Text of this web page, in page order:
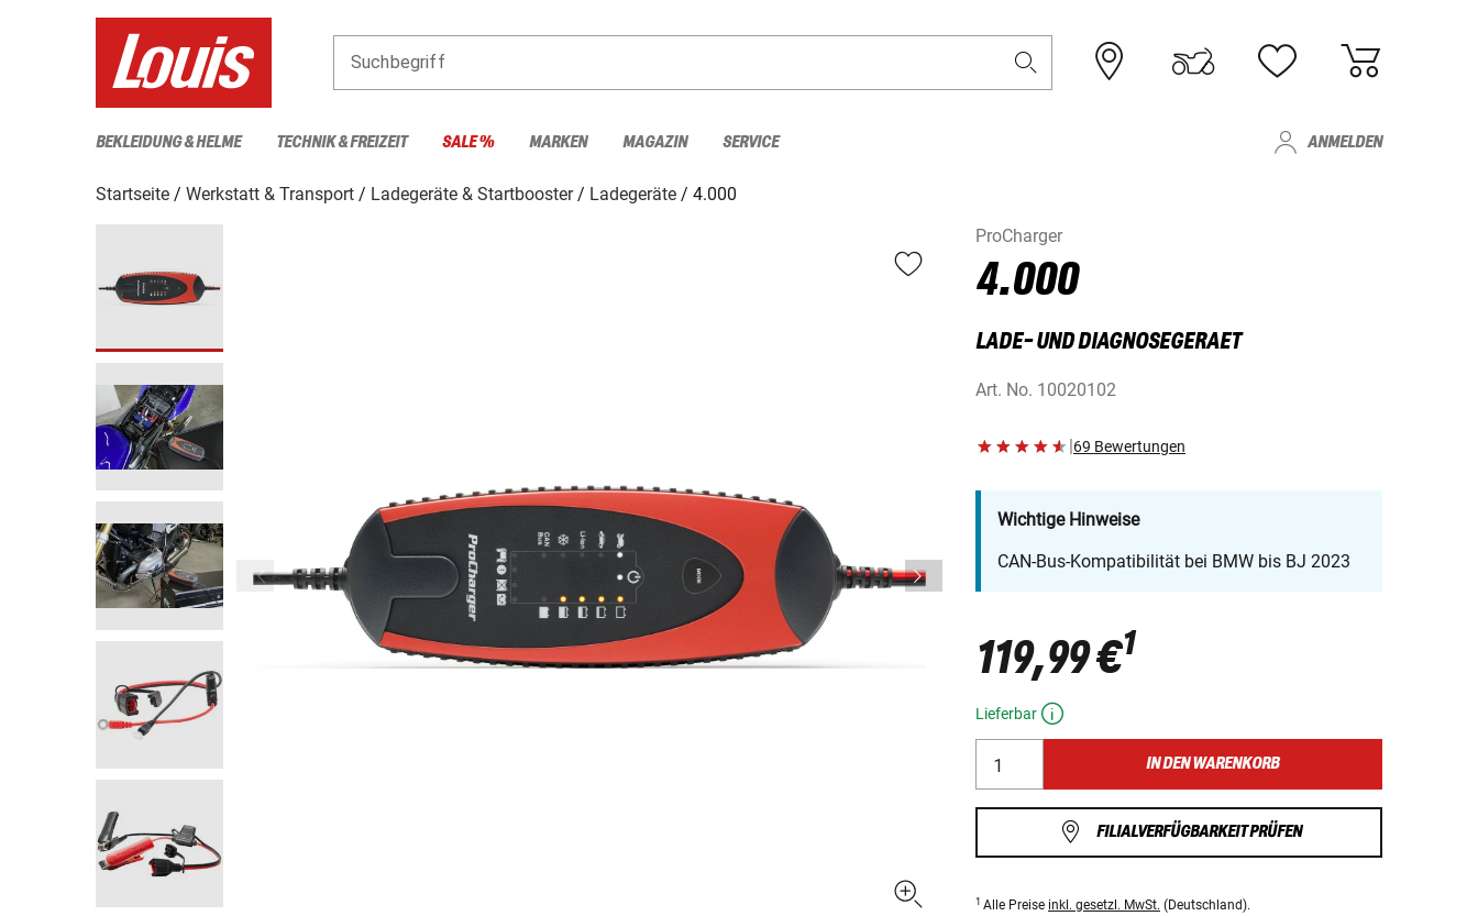
Suchbegriff
BEKLEIDUNG & HELME TECHNIK & FREIZEIT SALE % MARKEN MAGAZIN SERVICE ANMELDEN
Startseite Werkstatt & Transport Ladegeräte & Startbooster Ladegeräte
4.000
ProCharger
4.000
LADE- UND DIAGNOSEGERAET
Art. No. 10020102
|69 Bewertungen
Wichtige Hinweise
CAN-Bus-Kompatibilität bei BMW bis BJ 2023
119,99 €1
Lieferbar
IN DEN WARENKORB
FILIALVERFÜGBARKEIT PRÜFEN
1 Alle Preise inkl. gesetzl. MwSt. (Deutschland).